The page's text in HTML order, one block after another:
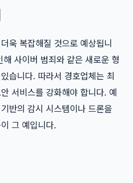
욱 복잡해질 것으로 예상됩니
사이버 범죄와 같은 새로운 형
습니다. 따라서 경호업체는 최
서비스를 강화해야 합니다. 예
반의 감시 시스템이나 드론을
그 예입니다.